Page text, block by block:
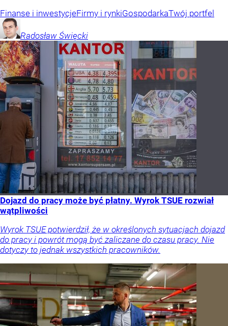
Finanse i inwestycjeFirmy i rynkiGospodarkaTwój portfel
Radosław Święcki
Dojazd do pracy może być płatny. Wyrok TSUE rozwiał
wątpliwości
Wyrok TSUE potwierdził, że w określonych sytuacjach dojazd
do pracy i powrót mogą być zaliczane do czasu pracy. Nie
dotyczy to jednak wszystkich pracowników.